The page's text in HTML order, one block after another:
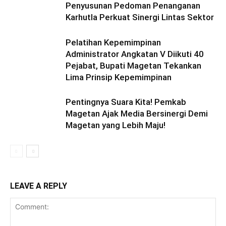
Penyusunan Pedoman Penanganan
Karhutla Perkuat Sinergi Lintas Sektor
Pelatihan Kepemimpinan
Administrator Angkatan V Diikuti 40
Pejabat, Bupati Magetan Tekankan
Lima Prinsip Kepemimpinan
Pentingnya Suara Kita! Pemkab
Magetan Ajak Media Bersinergi Demi
Magetan yang Lebih Maju!
LEAVE A REPLY